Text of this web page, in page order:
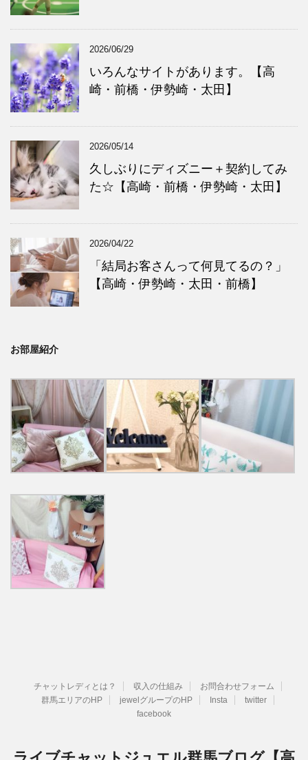
2026/06/29
いろんなサイトがあります。【高
崎・前橋・伊勢崎・太田】
2026/05/14
久しぶりにディズニー＋契約してみ
た☆【高崎・前橋・伊勢崎・太田】
2026/04/22
「結局お客さんって何見てるの？」
【高崎・伊勢崎・太田・前橋】
お部屋紹介
チャットレディとは？ 収入の仕組み
お問合わせフォーム
群馬エリアのHP
jewelグループのHP Insta
twitter
facebook